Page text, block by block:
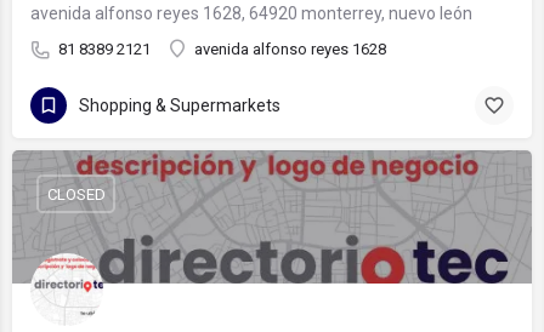
avenida alfonso reyes 1628, 64920 monterrey, nuevo león
81 8389 2121 avenida alfonso reyes 1628
Shopping & Supermarkets
CLOSED